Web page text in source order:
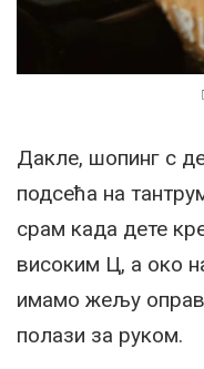
Дакле, шопинг с
подсећа на
срам када дете
високим Ц, а око
имамо жељу
полази за руком.